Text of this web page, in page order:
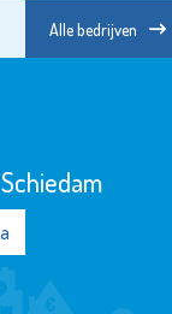
Alle bedrijven